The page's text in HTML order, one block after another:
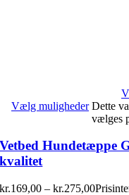
Vælg muligheder Dette
vælges
Vetbed Hundetæppe
kvalitet
kr.169,00 – kr.275,00